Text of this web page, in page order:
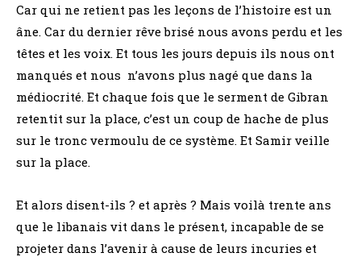
Car qui ne retient pas les leçons de l’histoire est un
âne. Car du dernier rêve brisé nous avons perdu et les
têtes et les voix. Et tous les jours depuis ils nous ont
manqués et nous n’avons plus nagé que dans la
médiocrité. Et chaque fois que le serment de Gibran
retentit sur la place, c’est un coup de hache de plus
sur le tronc vermoulu de ce système. Et Samir veille
sur la place.
Et alors disent-ils ? et après ? Mais voilà trente ans
que le libanais vit dans le présent, incapable de se
projeter dans l’avenir à cause de leurs incuries et